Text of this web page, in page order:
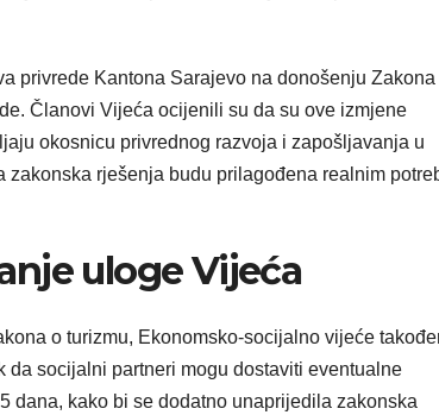
privrede Kantona Sarajevo na donošenju Zakona
Članovi Vijeća ocijenili su da su ove izmjene
okosnicu privrednog razvoja i zapošljavanja u
rješenja budu prilagođena realnim
uloge Vijeća
o turizmu, Ekonomsko-socijalno vijeće
socijalni partneri mogu dostaviti eventualne
dana, kako bi se dodatno unaprijedila zakonska